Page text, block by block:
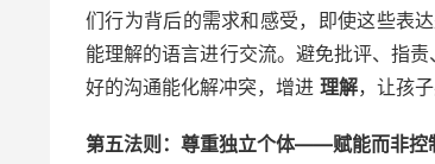
们行为背后的需求和感受，即使这些表
能理解的语言进行交流。避免批评、指
好的沟通能化解冲突，增进 理解，让孩
第五法则：尊重独立个体——赋能而非控